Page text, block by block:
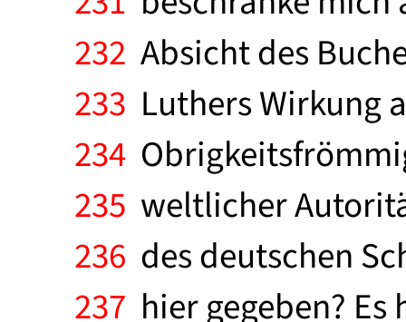
232 Absicht des
233 Luthers Wirkung
234
235 weltlicher
236 des deutschen
237 hier gegeben?